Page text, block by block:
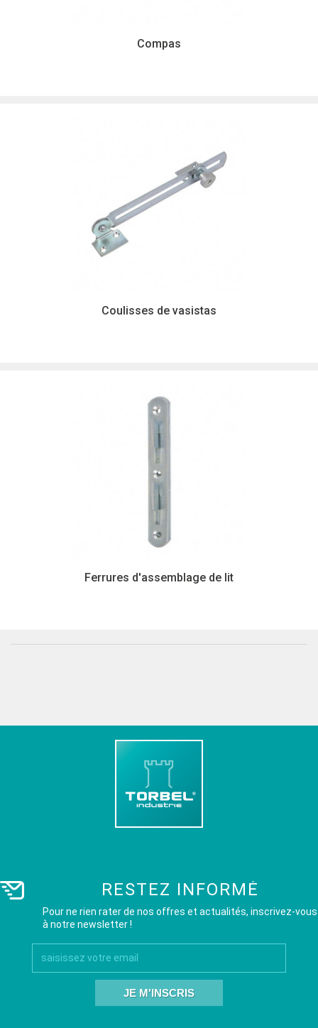
Compas
Coulisses de vasistas
Ferrures d'assemblage de lit
RESTEZ INFORMÉ
Pour ne rien rater de nos offres et actualités, inscrivez-vous
à notre newsletter !
JE M'INSCRIS